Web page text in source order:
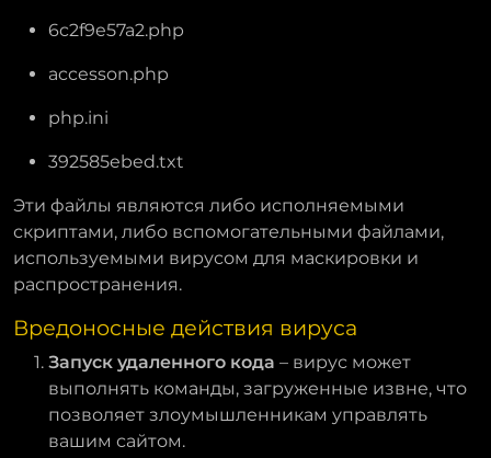
6c2f9e57a2.php
accesson.php
php.ini
392585ebed.txt
Эти файлы являются либо исполняемыми
скриптами, либо вспомогательными файлами,
используемыми вирусом для маскировки и
распространения.
Вредоносные действия вируса
Запуск удаленного кода – вирус может
выполнять команды, загруженные извне, что
позволяет злоумышленникам управлять
вашим сайтом.